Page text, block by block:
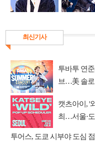
최신기사
투바투 연
브…美 솔
캣츠아이, '
최…서울·
투어스, 도쿄 시부야 도심